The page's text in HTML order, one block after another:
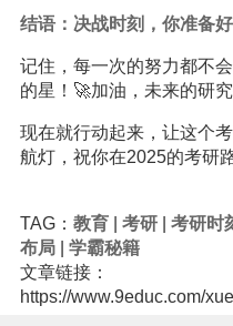
结语：决战时刻，你准备
记住，每一次的努力都不
的星！🚀加油，未来的研
现在就行动起来，让这个
航灯，祝你在2025的考研
TAG： 教育| 考研| 考研时
布局| 学霸秘籍
文章链接：
https://www.9educ.com/